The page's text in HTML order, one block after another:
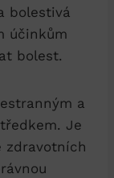
bolestivá
účinkům
bolest.
a
Je
zdravotních